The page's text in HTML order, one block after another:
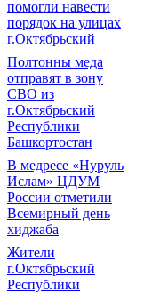
помогли навести
порядок на улицах
г.Октябрьский
Полтонны меда
отправят в зону
СВО из
г.Октябрьский
Республики
Башкортостан
В медресе «Нуруль
Ислам» ЦДУМ
России отметили
Всемирный день
хиджаба
Жители
г.Октябрьский
Республики